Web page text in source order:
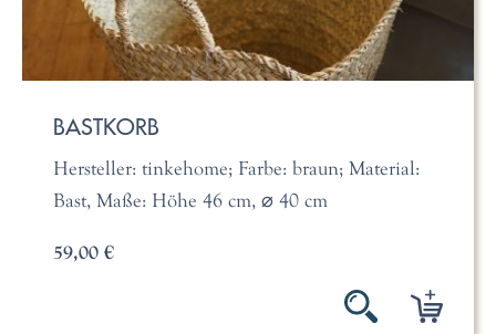
BASTKORB
Hersteller: tinkehome; Farbe: braun; Material:
Bast, Maße: Höhe 46 cm, ⌀ 40 cm
59,00 €